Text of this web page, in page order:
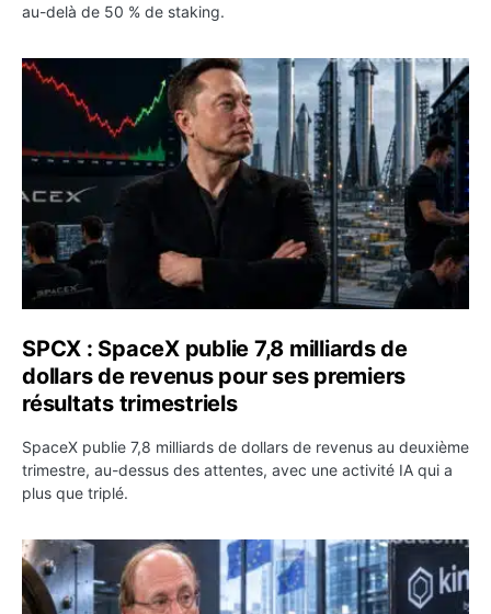
au-delà de 50 % de staking.
SPCX : SpaceX publie 7,8 milliards de dollars de
SPCX : SpaceX publie 7,8 milliards de
dollars de revenus pour ses premiers
résultats trimestriels
SpaceX publie 7,8 milliards de dollars de revenus au deuxième
trimestre, au-dessus des attentes, avec une activité IA qui a
plus que triplé.
BlackRock tokenise 311 milliards de dollars de fonds